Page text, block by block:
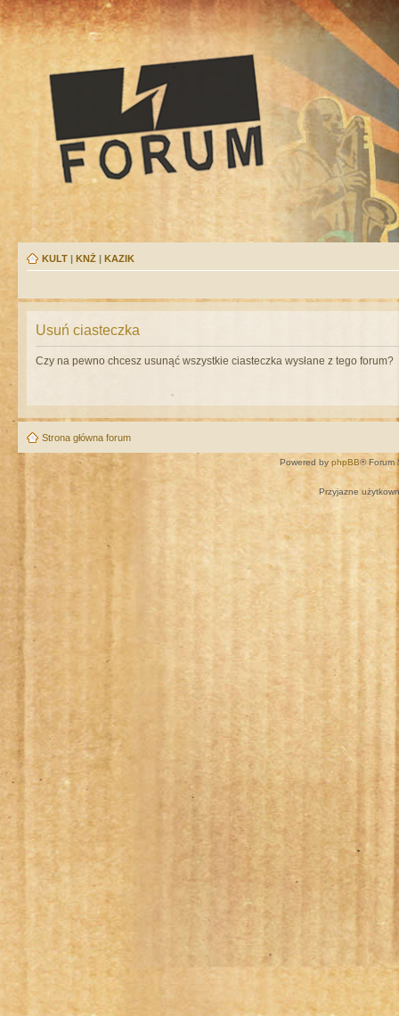
KULT | KNŻ | KAZIK
Usuń ciasteczka
Czy na pewno chcesz usunąć wszystkie ciasteczka wysłane z tego forum?
Strona główna forum
Powered by phpBB® Forum
Przyjazne